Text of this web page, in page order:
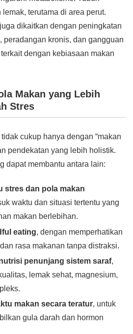
terutama di area perut.
dikaitkan dengan peningkatan
peradangan kronis, dan gangguan
dengan kebiasaan makan
Makan yang Lebih
Stres
cukup hanya dengan “makan
pendekatan yang lebih holistik.
dapat membantu antara lain:
stres dan pola makan
waktu dan situasi tertentu yang
makan berlebihan.
eating, dengan memperhatikan
rasa makanan tanpa distraksi.
penunjang sistem saraf,
lemak sehat, magnesium,
makan secara teratur, untuk
gula darah dan hormon